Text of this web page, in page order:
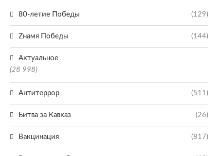
80-летие Победы (129)
Zнамя Победы (144)
Актуальное
(28 998)
Антитеррор (511)
Битва за Кавказ (26)
Вакцинация (817)